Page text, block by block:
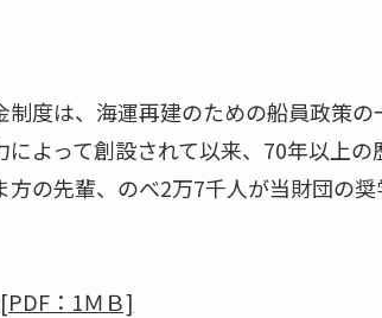
制度は、海運再建のための船員政策
よって創設されて以来、70年以上の
の先輩、のべ2万7千人が当財団の
：1ＭＢ]